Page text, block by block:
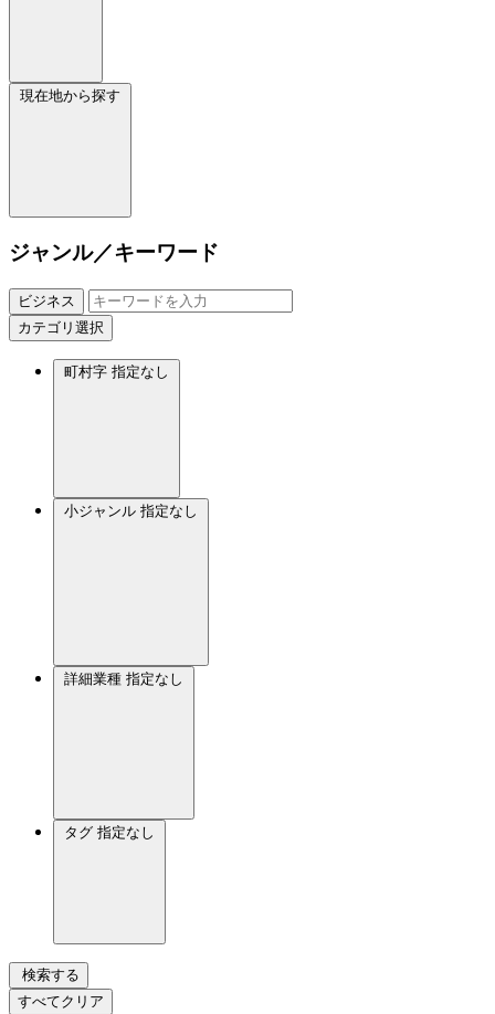
現在地から探す
ジャンル／キーワード
ビジネス
カテゴリ選択
町村字 指定なし
小ジャンル 指定なし
詳細業種 指定なし
タグ 指定なし
検索する
すべてクリア